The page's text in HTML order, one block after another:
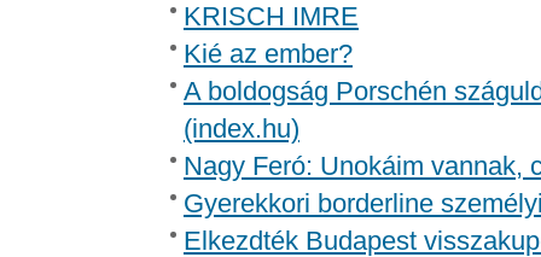
KRISCH IMRE
Kié az ember?
A boldogság Porschén
(index.hu)
Nagy Feró: Unokáim vannak,
Gyerekkori borderline
Elkezdték Budapest